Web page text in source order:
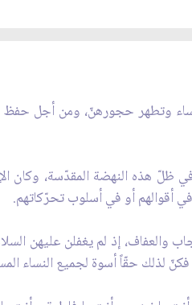
وتطهر حجورهنّ، ومن أجل
ظلّ هذه النهضة المقدّسة، وكان
أقوالهم أو في أسلوب تحرّكاتهم.
والعفاف، إذ لم يغفلن عليهن
لذلك حقّاً أسوة لجميع النساء